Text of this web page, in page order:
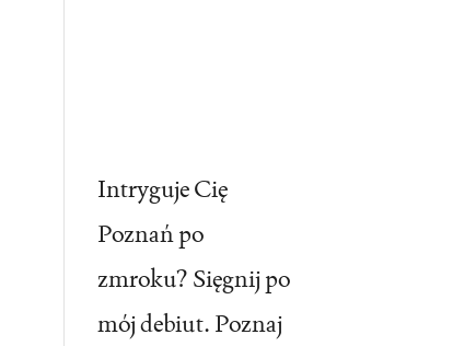
Intryguje Cię
Poznań po
zmroku? Sięgnij po
mój debiut. Poznaj